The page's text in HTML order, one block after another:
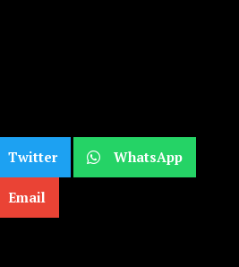
Twitter WhatsApp
Email